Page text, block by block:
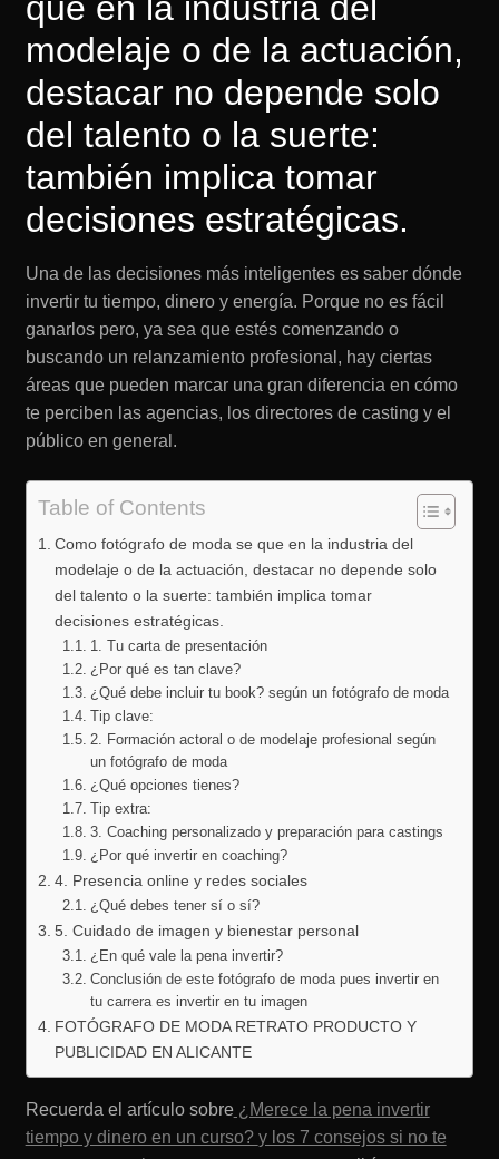
modelaje o de la actuación,
destacar no depende solo
del talento o la suerte:
también implica tomar
decisiones estratégicas.
Una de las decisiones más inteligentes es saber dónde
invertir tu tiempo, dinero y energía. Porque no es fácil
ganarlos pero, ya sea que estés comenzando o
buscando un relanzamiento profesional, hay ciertas
áreas que pueden marcar una gran diferencia en cómo
te perciben las agencias, los directores de casting y el
público en general.
Table of Contents
Como fotógrafo de moda se que en la industria del
modelaje o de la actuación, destacar no depende solo
del talento o la suerte: también implica tomar
decisiones estratégicas.
1. Tu carta de presentación
¿Por qué es tan clave?
¿Qué debe incluir tu book? según un fotógrafo de moda
Tip clave:
2. Formación actoral o de modelaje profesional según
un fotógrafo de moda
¿Qué opciones tienes?
Tip extra:
3. Coaching personalizado y preparación para castings
¿Por qué invertir en coaching?
4. Presencia online y redes sociales
¿Qué debes tener sí o sí?
5. Cuidado de imagen y bienestar personal
¿En qué vale la pena invertir?
Conclusión de este fotógrafo de moda pues invertir en
tu carrera es invertir en tu imagen
FOTÓGRAFO DE MODA RETRATO PRODUCTO Y
PUBLICIDAD EN ALICANTE
Recuerda el artículo sobre¿Merece la pena invertir
tiempo y dinero en un curso? y los 7 consejos si no te